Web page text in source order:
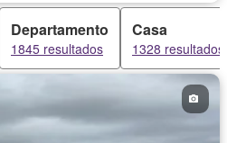
mascotas Permite niños
Departamento
1845 resultados
Casa
1328 resultados